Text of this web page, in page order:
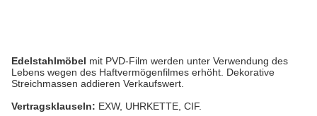
Edelstahlmöbel mit PVD-Film werden unter Verwendung des
Lebens wegen des Haftvermögenfilmes erhöht. Dekorative
Streichmassen addieren Verkaufswert.
Vertragsklauseln: EXW, UHRKETTE, CIF.